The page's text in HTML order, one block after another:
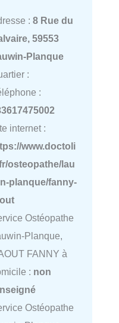
: 8 Rue du
59553
Planque
:
:
internet :
www.doctoli
osteopathe/lau
planque/fanny-
Ostéopathe
Planque,
FANNY à
: non
Ostéopathe